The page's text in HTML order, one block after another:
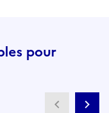
pour